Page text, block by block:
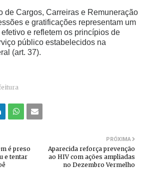
de Cargos, Carreiras e Remuneração
e gratificações representam um
e refletem os princípios de
público estabelecidos na
(art. 37).
PRÓXIMA
Aparecida reforça prevenção
ao HIV com ações ampliadas
no Dezembro Vermelho
é preso
e tentar